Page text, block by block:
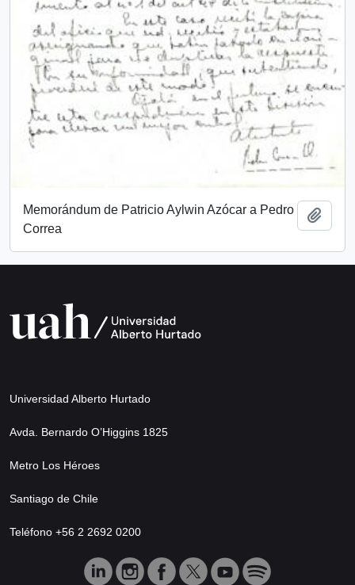
Memorándum de Patricio Aylwin Azócar a Pedro
Correa
Universidad Alberto Hurtado
Avda. Bernardo O’Higgins 1825
Metro Los Héroes
Santiago de Chile
Teléfono +56 2 2692 0200